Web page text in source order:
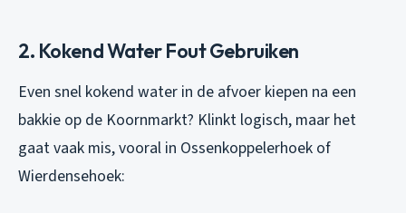
2. Kokend Water Fout Gebruiken
Even snel kokend water in de afvoer kiepen na een
bakkie op de Koornmarkt? Klinkt logisch, maar het
gaat vaak mis, vooral in Ossenkoppelerhoek of
Wierdensehoek: